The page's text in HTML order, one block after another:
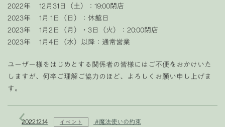
2022年 12月31日（土）：19:00閉店
2023年 1月 1日（日）：休館日
2023年 1月2日（月）・3日（火）：20:00閉店
2023年 1月4日（水）以降：通常営業
ユーザー様をはじめとする関係者の皆様にはご不便をおかけいた
しますが、何卒ご理解ご協力のほど、よろしくお願い申し上げま
す。
2022.12.14 イベント #魔法使いの約束